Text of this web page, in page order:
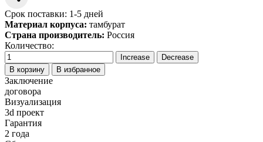
Срок поставки: 1-5 дней
Материал корпуса: тамбурат
Страна производитель: Россия
Количество:
В корзину В избранное
Заключение
договора
Визуализация
3d проект
Гарантия
2 года